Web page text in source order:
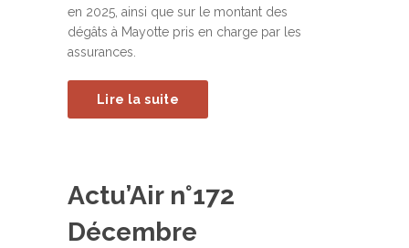
en 2025, ainsi que sur le montant des
dégâts à Mayotte pris en charge par les
assurances.
Lire la suite
Actu’Air n°172
Décembre